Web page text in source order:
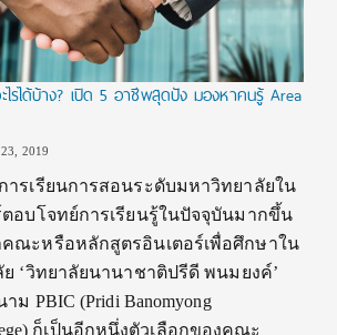
ะไรได้บ้าง? เปิด 5 อาชีพสุดปัง มองหาคนรู้ Area
2019
รเรียนการสอนระดับมหาวิทยาลัยใน
อบโจทย์การเรียนรู้ในปัจจุบันมากขึ้น
ณะหรือหลักสูตรอินเตอร์เพื่อศึกษาใน
‘วิทยาลัยนานาชาติปรีดี พนมยงค์’
PBIC (Pridi Banomyong
ก็เป็นอีกหนึ่งตัวเลือกของคณะ